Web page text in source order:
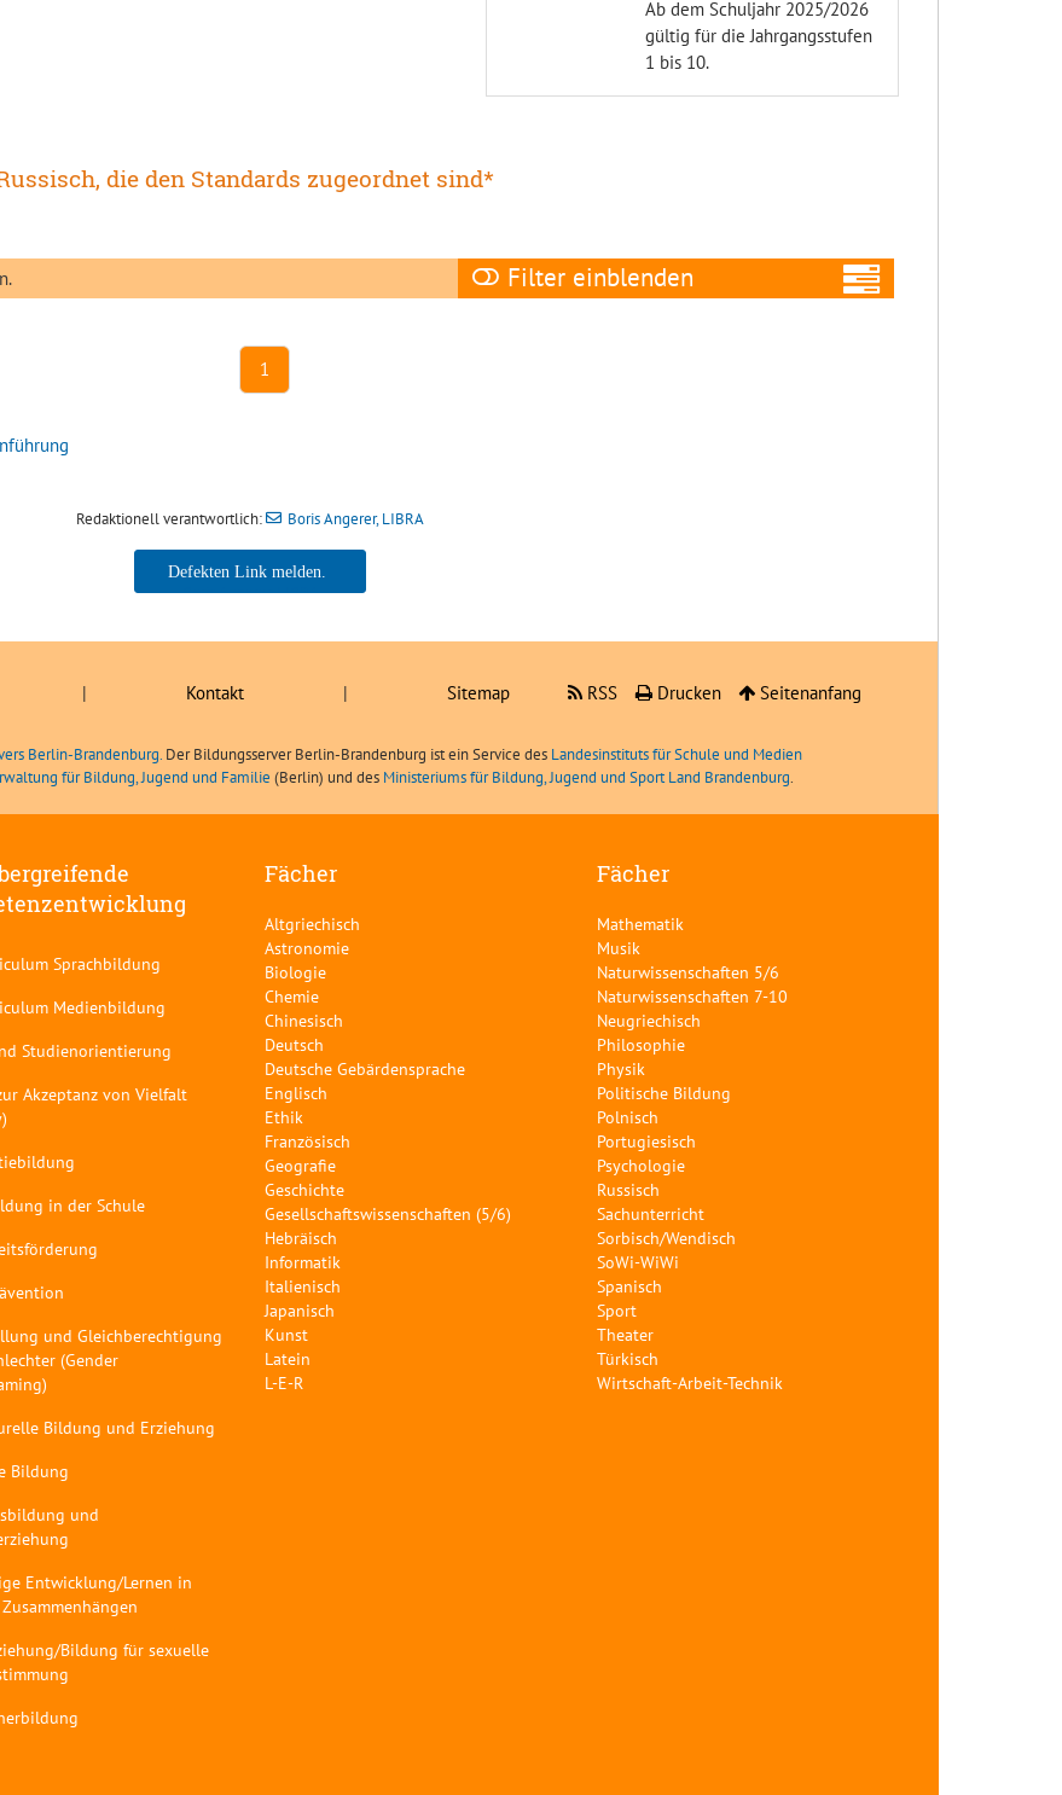
Ab dem Schuljahr 2025/2026
gültig für die Jahrgangsstufen
1 bis 10.
die den Standards zugeordnet sind*
Filter
1
Redaktionell verantwortlich: Boris Angerer, LIBRA
Boris Angerer, LIBRA
| Kontakt | Sitemap RSS Drucken Seitenanfang
Berlin-Brandenburg. Der Bildungsserver Berlin-Brandenburg ist ein Service des Landesinstituts für Schule und Medien
für Bildung, Jugend und Familie (Berlin) und des Ministeriums für Bildung, Jugend und Sport Land Brandenburg.
Sprachbildung
Medienbildung
Studienorientierung
Akzeptanz von Vielfalt
in der Schule
und Gleichberechtigung
(Gender
Bildung und Erziehung
Bildung
und
Entwicklung/Lernen in
Bildung für sexuelle
Fächer
Altgriechisch
Astronomie
Biologie
Chemie
Chinesisch
Deutsch
Deutsche Gebärdensprache
Englisch
Ethik
Französisch
Geografie
Geschichte
Gesellschaftswissenschaften (5/6)
Hebräisch
Informatik
Italienisch
Japanisch
Kunst
Latein
L-E-R
Fächer
Mathematik
Musik
Naturwissenschaften 5/6
Naturwissenschaften 7-10
Neugriechisch
Philosophie
Physik
Politische Bildung
Polnisch
Portugiesisch
Psychologie
Russisch
Sachunterricht
Sorbisch/Wendisch
SoWi-WiWi
Spanisch
Sport
Theater
Türkisch
Wirtschaft-Arbeit-Technik